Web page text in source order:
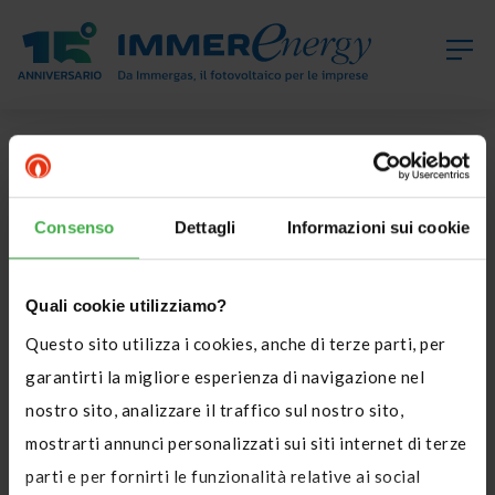
Consenso Dettagli Informazioni sui cookie
Quali cookie utilizziamo?
Questo sito utilizza i cookies, anche di terze parti, per
garantirti la migliore esperienza di navigazione nel
nostro sito, analizzare il traffico sul nostro sito,
mostrarti annunci personalizzati sui siti internet di terze
parti e per fornirti le funzionalità relative ai social
sui nostri prodotti e sui nostri
servizi.
Compila il form sottostante e saremo lieti di fornirti
tutte le informazioni richieste.